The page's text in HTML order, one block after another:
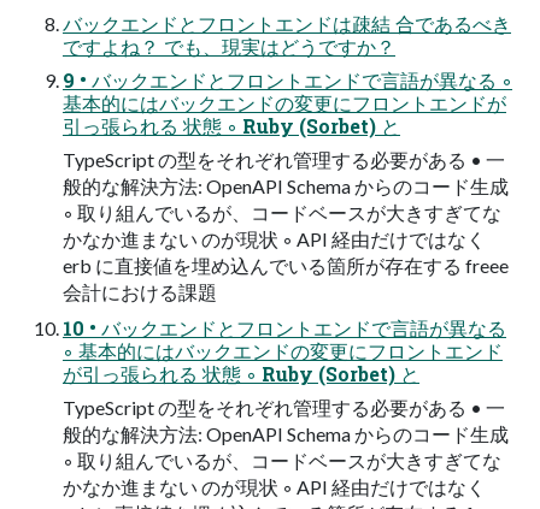
バックエンドとフロントエンドは疎結 合であるべき
ですよね？ でも、現実はどうですか？
9 • バックエンドとフロントエンドで言語が異なる ◦
基本的にはバックエンドの変更にフロントエンドが
引っ張られる 状態 ◦ Ruby (Sorbet) と
TypeScript の型をそれぞれ管理する必要がある • 一
般的な解決方法: OpenAPI Schema からのコード生成
◦ 取り組んでいるが、コードベースが大きすぎてな
かなか進まない のが現状 ◦ API 経由だけではなく
erb に直接値を埋め込んでいる箇所が存在する freee
会計における課題
10 • バックエンドとフロントエンドで言語が異なる
◦ 基本的にはバックエンドの変更にフロントエンド
が引っ張られる 状態 ◦ Ruby (Sorbet) と
TypeScript の型をそれぞれ管理する必要がある • 一
般的な解決方法: OpenAPI Schema からのコード生成
◦ 取り組んでいるが、コードベースが大きすぎてな
かなか進まない のが現状 ◦ API 経由だけではなく